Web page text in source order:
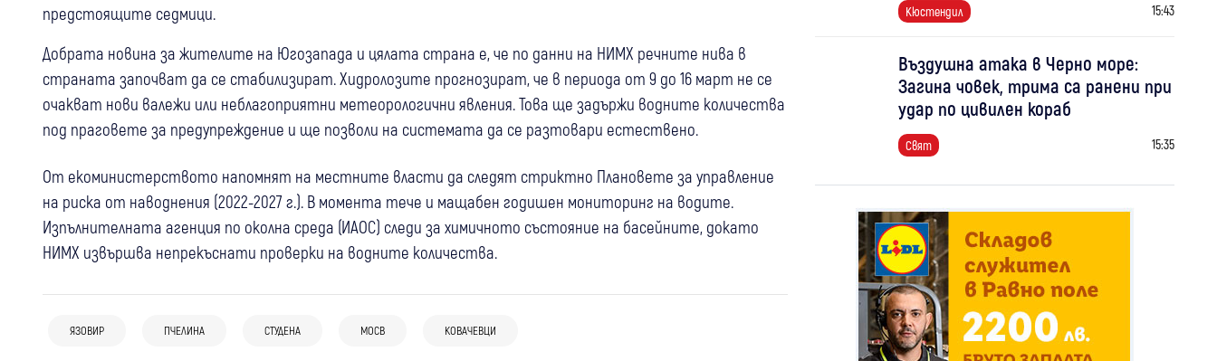
предстоящите седмици.
Добрата новина за жителите на Югозапада и цялата страна е, че по данни на НИМХ речните нива в
страната започват да се стабилизират. Хидролозите прогнозират, че в периода от 9 до 16 март не се
очакват нови валежи или неблагоприятни метеорологични явления. Това ще задържи водните количества
под праговете за предупреждение и ще позволи на системата да се разтовари естествено.
От екоминистерството напомнят на местните власти да следят стриктно Плановете за управление
на риска от наводнения (2022-2027 г.). В момента тече и мащабен годишен мониторинг на водите.
Изпълнителната агенция по околна среда (ИАОС) следи за химичното състояние на басейните, докато
НИМХ извършва непрекъснати проверки на водните количества.
ЯЗОВИР ПЧЕЛИНА СТУДЕНА МОСВ КОВАЧЕВЦИ
Кресна
“Струма“: МОСВ и природозащитници
Кресненското дефиле
гола за две минути в Ковачевци
31 юли
(Видео) Безпрецедентна въздушна
колесник за гасенето на пожара в
500-годишен дъб край Пловдив вече е
Перник Радомир Крими 28 юли
История с щастлив край: Спасиха три
Кюстендил 15:43
Въздушна атака в Черно море:
Загина човек, трима са ранени при
удар по цивилен кораб
Свят 15:35